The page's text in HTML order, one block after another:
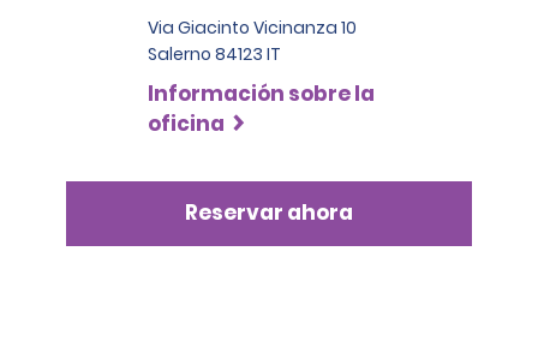
Via Giacinto Vicinanza 10
Salerno 84123 IT
Información sobre la
oficina
Reservar ahora